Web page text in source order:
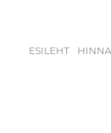
ESILEHT